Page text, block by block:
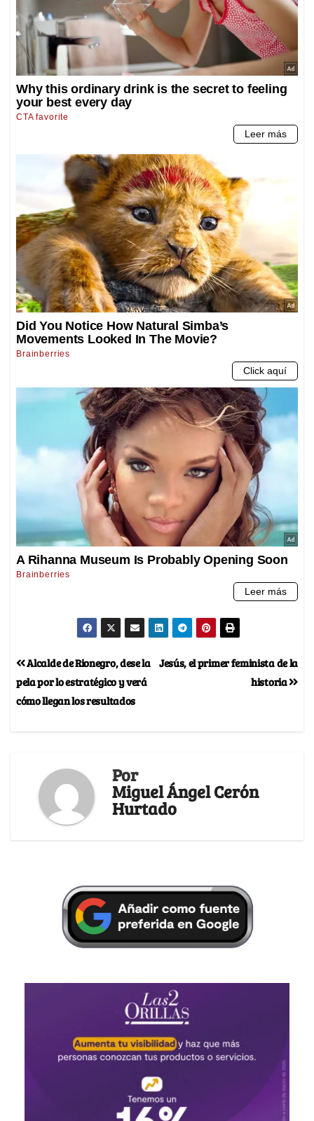
Jesús, el primer feminista de la
historia
Alcalde de Rionegro, dese la
pela por lo estratégico y verá
cómo llegan los resultados
Por
Miguel Ángel Cerón
Hurtado